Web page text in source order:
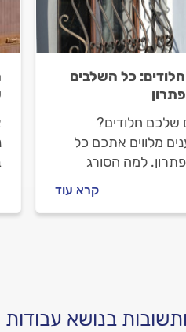
חלודים: כל השלבים
שלכם חלודים?
מלווים אתכם כל
למה הסורג
כל התשובות לפניכם.
קרא עוד
בנושא